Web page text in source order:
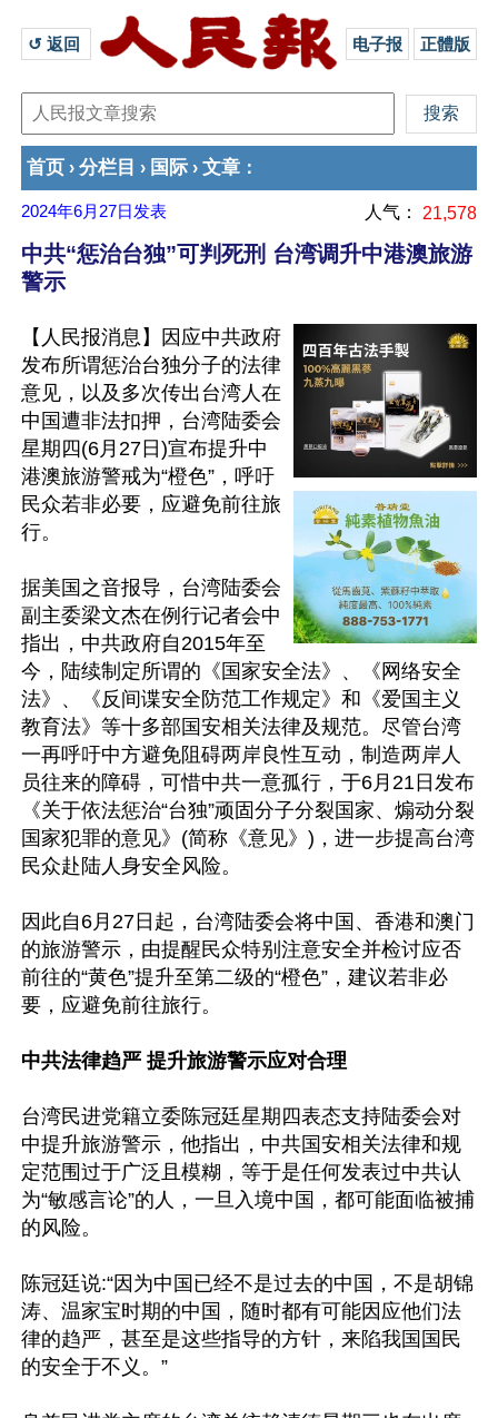
↺ 返回 电子报 正體版
首页 › 分栏目 › 国际 › 文章 ：
2024年6月27日 发表 人气： 21,578
中共“惩治台独”可判死刑 台湾调升中港澳旅游
警示
【人民报消息】因应中共政府
发布所谓惩治台独分子的法律
意见，以及多次传出台湾人在
中国遭非法扣押，台湾陆委会
星期四(6月27日)宣布提升中
港澳旅游警戒为“橙色”，呼吁
民众若非必要，应避免前往旅
行。
据美国之音报导，台湾陆委会
副主委梁文杰在例行记者会中
指出，中共政府自2015年至
今，陆续制定所谓的《国家安全法》、《网络安全
法》、《反间谍安全防范工作规定》和《爱国主义
教育法》等十多部国安相关法律及规范。尽管台湾
一再呼吁中方避免阻碍两岸良性互动，制造两岸人
员往来的障碍，可惜中共一意孤行，于6月21日发布
《关于依法惩治“台独”顽固分子分裂国家、煽动分裂
国家犯罪的意见》(简称《意见》)，进一步提高台湾
民众赴陆人身安全风险。
因此自6月27日起，台湾陆委会将中国、香港和澳门
的旅游警示，由提醒民众特别注意安全并检讨应否
前往的“黄色”提升至第二级的“橙色”，建议若非必
要，应避免前往旅行。
中共法律趋严 提升旅游警示应对合理
台湾民进党籍立委陈冠廷星期四表态支持陆委会对
中提升旅游警示，他指出，中共国安相关法律和规
定范围过于广泛且模糊，等于是任何发表过中共认
为“敏感言论”的人，一旦入境中国，都可能面临被捕
的风险。
陈冠廷说:“因为中国已经不是过去的中国，不是胡锦
涛、温家宝时期的中国，随时都有可能因应他们法
律的趋严，甚至是这些指导的方针，来陷我国国民
的安全于不义。”